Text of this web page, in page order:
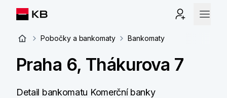
Pobočky a bankomaty Bankomaty
Praha 6, Thákurova 7
Detail bankomatu Komerční banky